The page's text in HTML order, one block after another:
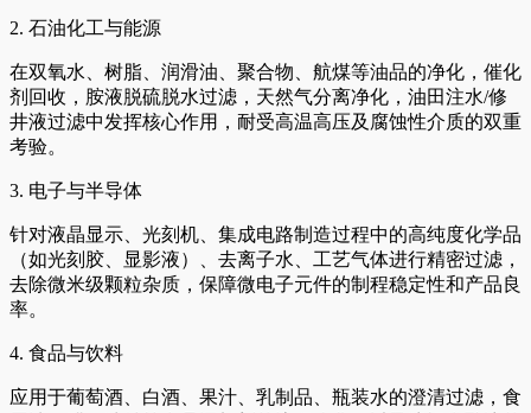
2. 石油化工与能源
在双氧水、树脂、润滑油、聚合物、航煤等油品的净化，催化
剂回收，胺液脱硫脱水过滤，天然气分离净化，油田注水/修
井液过滤中发挥核心作用，耐受高温高压及腐蚀性介质的双重
考验。
3. 电子与半导体
针对液晶显示、光刻机、集成电路制造过程中的高纯度化学品
（如光刻胶、显影液）、去离子水、工艺气体进行精密过滤，
去除微米级颗粒杂质，保障微电子元件的制程稳定性和产品良
率。
4. 食品与饮料
应用于葡萄酒、白酒、果汁、乳制品、瓶装水的澄清过滤，食